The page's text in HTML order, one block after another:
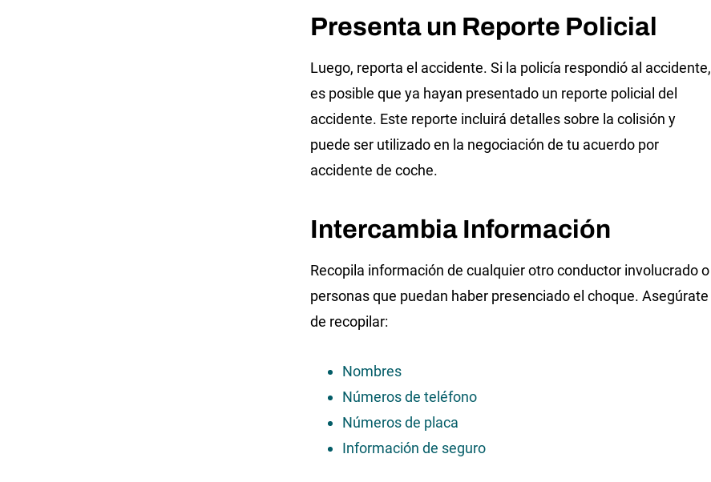
Presenta un Reporte Policial
Luego, reporta el accidente. Si la policía respondió al accidente,
es posible que ya hayan presentado un reporte policial del
accidente. Este reporte incluirá detalles sobre la colisión y
puede ser utilizado en la negociación de tu acuerdo por
accidente de coche.
Intercambia Información
Recopila información de cualquier otro conductor involucrado o
personas que puedan haber presenciado el choque. Asegúrate
de recopilar:
Nombres
Números de teléfono
Números de placa
Información de seguro